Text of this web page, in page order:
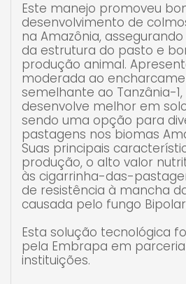
Embrapa em parceria com
Este manejo promoveu
desenvolvimento de
na Amazônia,
da estrutura do pasto e
produção animal.
moderada ao
semelhante ao Tanzânia-
desenvolve melhor em
sendo uma opção para
pastagens nos biomas
Suas principais
produção, o alto valor
às cigarrinha-das-
de resistência à mancha
causada pelo fungo
Esta solução tecnológica
pela Embrapa em
instituições.